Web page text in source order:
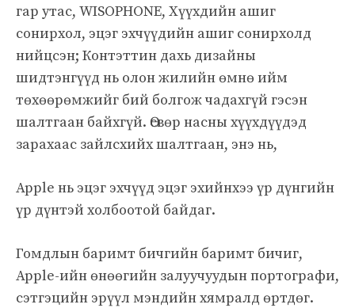
гар утас, WISOPHONE, Хүүхдийн ашиг
сонирхол, эцэг эхчүүдийн ашиг сонирхолд
нийцсэн; Контэттин дахь дизайны
шидтэнгүүд нь олон жилийн өмнө ийм
төхөөрөмжийг бий болгож чадахгүй гэсэн
шалтгаан байхгүй. Өсвөр насны хүүхдүүдэд
зарахаас зайлсхийх шалтгаан, энэ нь,
Apple нь эцэг эхчүүд эцэг эхийнхээ үр дүнгийн
үр дүнтэй холбоотой байдаг.
Гомдлын баримт бичгийн баримт бичиг,
Apple-ийн өнөөгийн залуучуудын портографи,
сэтгэцийн эрүүл мэндийн хямралд өртдөг.